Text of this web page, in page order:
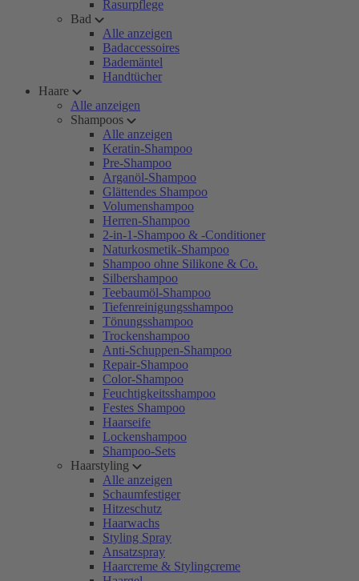
Rasurpflege
Bad
Alle anzeigen
Badaccessoires
Bademäntel
Handtücher
Haare
Alle anzeigen
Shampoos
Alle anzeigen
Keratin-Shampoo
Pre-Shampoo
Arganöl-Shampoo
Glättendes Shampoo
Volumenshampoo
Herren-Shampoo
2-in-1-Shampoo & -Conditioner
Naturkosmetik-Shampoo
Shampoo ohne Silikone & Co.
Silbershampoo
Teebaumöl-Shampoo
Tiefenreinigungsshampoo
Tönungsshampoo
Trockenshampoo
Anti-Schuppen-Shampoo
Repair-Shampoo
Color-Shampoo
Feuchtigkeitsshampoo
Festes Shampoo
Haarseife
Lockenshampoo
Shampoo-Sets
Haarstyling
Alle anzeigen
Schaumfestiger
Hitzeschutz
Haarwachs
Styling Spray
Ansatzspray
Haarcreme & Stylingcreme